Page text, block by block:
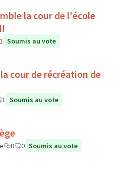
la cour de l'école
1 Soumis au vote
cour de récréation de
1 Soumis au vote
0 0 Soumis au vote